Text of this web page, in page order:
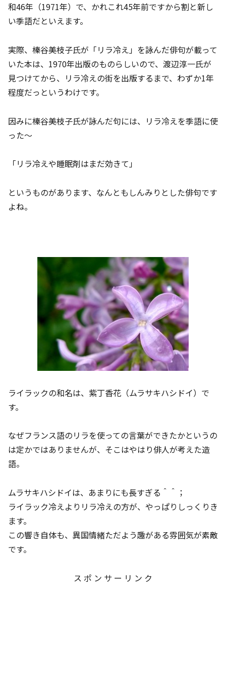
和46年（1971年）で、かれこれ45年前ですから割と新し
い季語だといえます。
実際、榛谷美枝子氏が「リラ冷え」を詠んだ俳句が載って
いた本は、1970年出版のものらしいので、渡辺淳一氏が
見つけてから、リラ冷えの街を出版するまで、わずか1年
程度だっというわけです。
因みに榛谷美枝子氏が詠んだ句には、リラ冷えを季語に使
った～
「リラ冷えや睡眠剤はまだ効きて」
というものがあります、なんともしんみりとした俳句です
よね。
ライラックの和名は、紫丁香花（ムラサキハシドイ）で
す。
なぜフランス語のリラを使っての言葉ができたかというの
は定かではありませんが、そこはやはり俳人が考えた造
語。
ムラサキハシドイは、あまりにも長すぎる＾＾；
ライラック冷えよりリラ冷えの方が、やっぱりしっくりき
ます。
この響き自体も、異国情緒ただよう趣がある雰囲気が素敵
です。
ス ポ ン サ ー リ ン ク